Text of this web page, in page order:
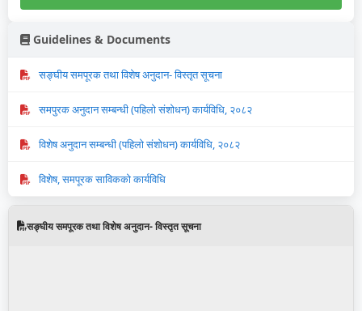
सङ्घीय समपूरक तथा विशेष अनुदान- विस्तृत सूचना
Guidelines & Documents
सङ्घीय समपूरक तथा विशेष अनुदान- विस्तृत सूचना
समपुरक अनुदान सम्बन्धी (पहिलो संशोधन) कार्यविधि, २०८२
विशेष अनुदान सम्बन्धी (पहिलो संशोधन) कार्यविधि, २०८२
विशेष, समपूरक साविकको कार्यविधि